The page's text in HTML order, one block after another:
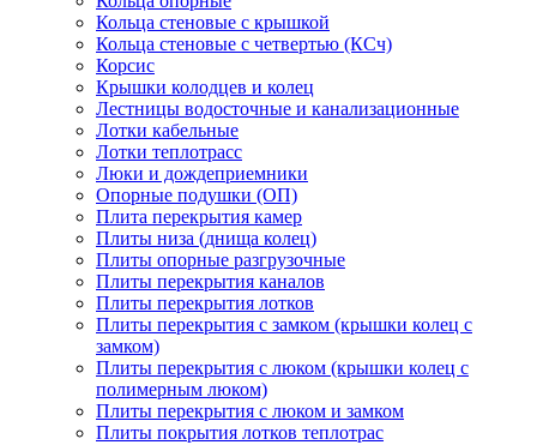
Кольца стеновые с крышкой
Кольца стеновые с четвертью (КСч)
Корсис
Крышки колодцев и колец
Лестницы водосточные и канализационные
Лотки кабельные
Лотки теплотрасс
Люки и дождеприемники
Опорные подушки (ОП)
Плита перекрытия камер
Плиты низа (днища колец)
Плиты опорные разгрузочные
Плиты перекрытия каналов
Плиты перекрытия лотков
Плиты перекрытия с замком (крышки колец с
замком)
Плиты перекрытия с люком (крышки колец с
полимерным люком)
Плиты перекрытия с люком и замком
Плиты покрытия лотков теплотрас